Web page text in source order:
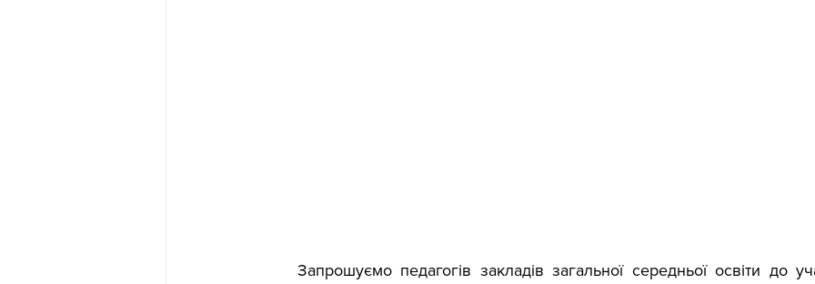
Запрошуємо педагогів закладів загальної середньої освіти до